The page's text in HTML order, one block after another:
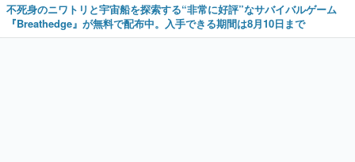
不死身のニワトリと宇宙船を探索する“非常に好評”なサバイバルゲーム
『Breathedge』が無料で配布中。入手できる期間は8月10日まで